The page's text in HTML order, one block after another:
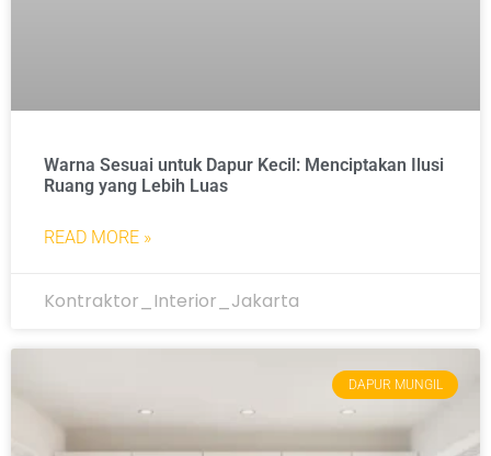
Warna Sesuai untuk Dapur Kecil: Menciptakan Ilusi
Ruang yang Lebih Luas
READ MORE »
Kontraktor_Interior_Jakarta
DAPUR MUNGIL